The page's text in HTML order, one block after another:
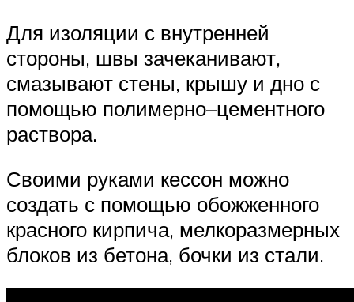
Для изоляции с внутренней
стороны, швы зачеканивают,
смазывают стены, крышу и дно с
помощью полимерно–цементного
раствора.
Своими руками кессон можно
создать с помощью обожженного
красного кирпича, мелкоразмерных
блоков из бетона, бочки из стали.